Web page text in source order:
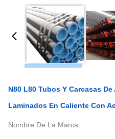
N80 L80 Tubos Y Carcasas
Laminados En Caliente Con
Nombre De La Marca: